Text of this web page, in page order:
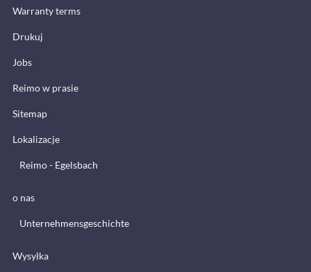
Warranty terms
Drukuj
Jobs
Reimo w prasie
Sitemap
Lokalizacje
Reimo - Egelsbach
o nas
Unternehmensgeschichte
Wysyłka